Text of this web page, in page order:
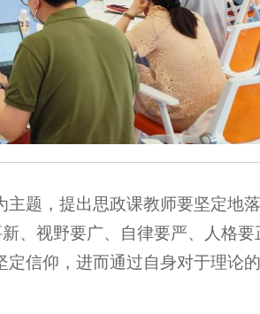
题，提出思政课教师要坚定地
、视野要广、自律要严、人格
信仰，进而通过自身对于理论